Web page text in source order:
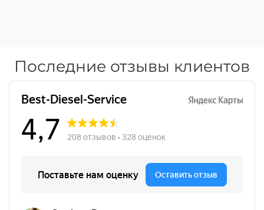
Последние отзывы клиентов